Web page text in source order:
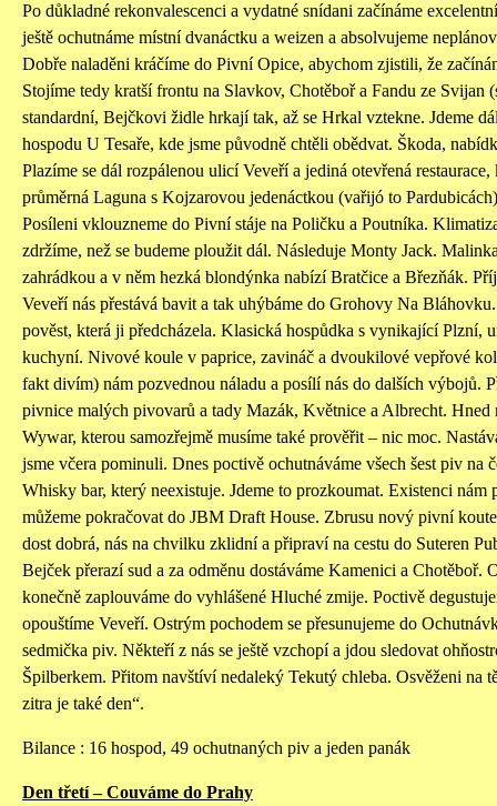
Po důkladné rekonvalescenci a vydatné snídani začínáme
ještě ochutnáme místní dvanáctku a weizen a absolvujeme
Dobře naladěni kráčíme do Pivní Opice, abychom zjistili, že
Stojíme tedy kratší frontu na Slavkov, Chotěboř a Fandu ze Svijan
standardní, Bejčkovi židle hrkají tak, až se Hrkal vztekne. Jdeme
hospodu U Tesaře, kde jsme původně chtěli obědvat. Škoda,
Plazíme se dál rozpálenou ulicí Veveří a jediná otevřená
průměrná Laguna s Kojzarovou jedenáctkou (vařijó to
Posíleni vklouzneme do Pivní stáje na Poličku a Poutníka.
zdržíme, než se budeme ploužit dál. Následuje Monty Jack.
zahrádkou a v něm hezká blondýnka nabízí Bratčice a Březňák.
Veveří nás přestává bavit a tak uhýbáme do Grohovy Na
pověst, která ji předcházela. Klasická hospůdka s vynikající Plzní,
kuchyní. Nivové koule v paprice, zavináč a dvoukilové vepřové
fakt divím) nám pozvednou náladu a posílí nás do dalších výbojů.
pivnice malých pivovarů a tady Mazák, Květnice a Albrecht.
Wywar, kterou samozřejmě musíme také prověřit – nic moc.
jsme včera pominuli. Dnes poctivě ochutnáváme všech šest piv na
Whisky bar, který neexistuje. Jdeme to prozkoumat. Existenci
můžeme pokračovat do JBM Draft House. Zbrusu nový pivní
dost dobrá, nás na chvilku zklidní a připraví na cestu do Suteren
Bejček přerazí sud a za odměnu dostáváme Kamenici a Chotěboř.
konečně zaplouváme do vyhlášené Hluché zmije. Poctivě
opouštíme Veveří. Ostrým pochodem se přesunujeme do
sedmička piv. Někteří z nás se ještě vzchopí a jdou sledovat
Špilberkem. Přitom navštíví nedaleký Tekutý chleba. Osvěženi na
zitra je také den“.
Bilance : 16 hospod, 49 ochutnaných piv a jeden panák
Den třetí – Couváme do Prahy